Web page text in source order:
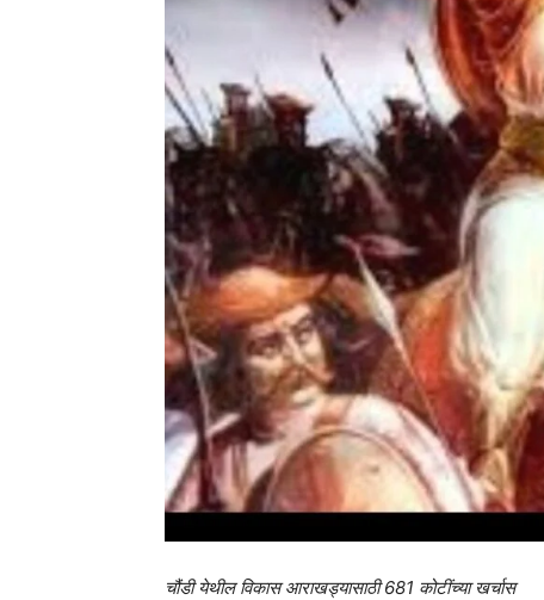
चौंडी येथील विकास आराखड्यासाठी 681 कोटींच्या खर्चास